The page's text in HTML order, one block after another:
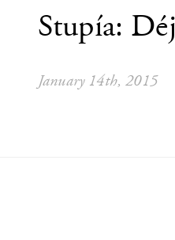
Stupía:
January 14th, 2015